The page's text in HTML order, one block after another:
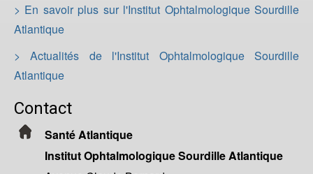
> En savoir plus sur l'Institut Ophtalmologique Sourdille
Atlantique
> Actualités de l'Institut Ophtalmologique Sourdille
Atlantique
Contact
Santé Atlantique
Institut Ophtalmologique Sourdille Atlantique